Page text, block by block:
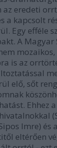
az eredeti
a kapcsolt
Egy efféle
A Magyar
is az
elő, sőt
Ehhez
Imre) és
eltérően